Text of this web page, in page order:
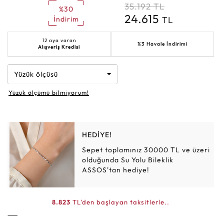
%30
İndirim
35.192 TL
24.615 TL
12 aya varan
Alışveriş Kredisi
%3 Havale İndirimi
Yüzük ölçüsü
Yüzük ölçümü bilmiyorum!
HEDİYE!
Sepet toplamınız 30000 TL ve üzeri
olduğunda Su Yolu Bileklik
ASSOS'tan hediye!
8.823 TL'den başlayan taksitlerle..